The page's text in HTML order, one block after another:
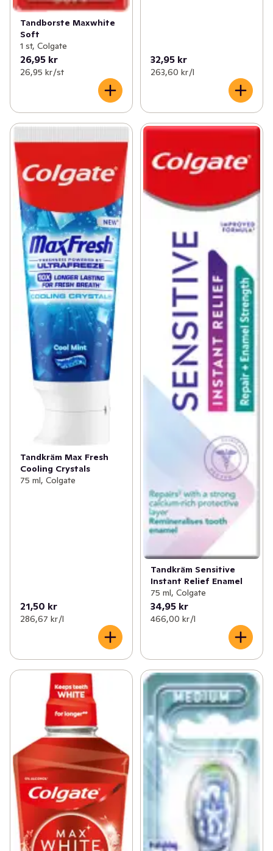
Tandborste Maxwhite
Soft
1 st, Colgate
26,95 kr
26,95 kr /st
32,95 kr
263,60 kr /l
Tandkräm Max Fresh
Cooling Crystals
75 ml, Colgate
21,50 kr
286,67 kr /l
Tandkräm Sensitive
Instant Relief Enamel
75 ml, Colgate
34,95 kr
466,00 kr /l